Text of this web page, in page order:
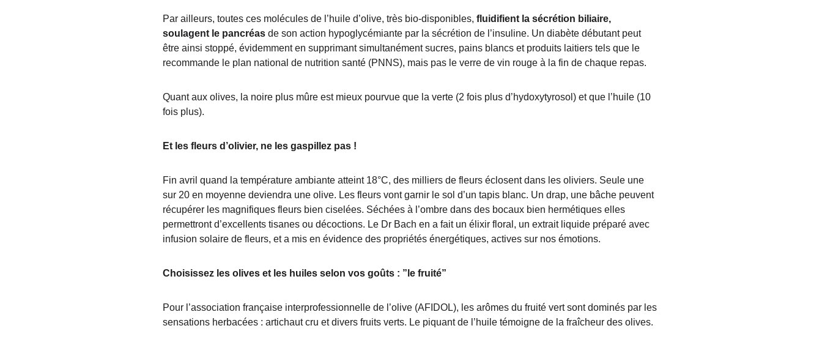
Par ailleurs, toutes ces molécules de l’huile d’olive, très bio-disponibles, fluidifient la sécrétion biliaire,
soulagent le pancréas de son action hypoglycémiante par la sécrétion de l’insuline. Un diabète débutant peut
être ainsi stoppé, évidemment en supprimant simultanément sucres, pains blancs et produits laitiers tels que le
recommande le plan national de nutrition santé (PNNS), mais pas le verre de vin rouge à la fin de chaque repas.
Quant aux olives, la noire plus mûre est mieux pourvue que la verte (2 fois plus d’hydoxytyrosol) et que l’huile (10
fois plus).
Et les fleurs d’olivier, ne les gaspillez pas !
Fin avril quand la température ambiante atteint 18°C, des milliers de fleurs éclosent dans les oliviers. Seule une
sur 20 en moyenne deviendra une olive. Les fleurs vont garnir le sol d’un tapis blanc. Un drap, une bâche peuvent
récupérer les magnifiques fleurs bien ciselées. Séchées à l’ombre dans des bocaux bien hermétiques elles
permettront d’excellents tisanes ou décoctions. Le Dr Bach en a fait un élixir floral, un extrait liquide préparé avec
infusion solaire de fleurs, et a mis en évidence des propriétés énergétiques, actives sur nos émotions.
Choisissez les olives et les huiles selon vos goûts : ”le fruité”
Pour l’association française interprofessionnelle de l’olive (AFIDOL), les arômes du fruité vert sont dominés par les
sensations herbacées : artichaut cru et divers fruits verts. Le piquant de l’huile témoigne de la fraîcheur des olives.